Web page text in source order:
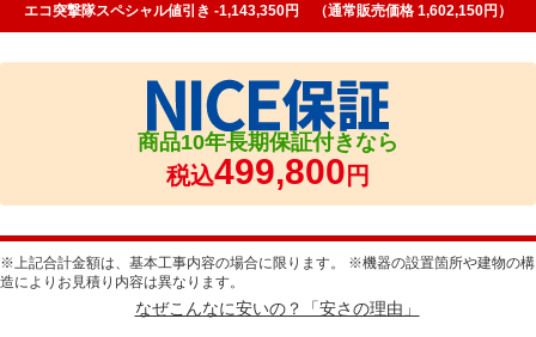
エコ突撃隊スペシャル値引き -1,143,350円 （通常販売価格 1,602,150円）
商品10年長期保証付きなら
税込499,800 円
※上記合計金額は、基本工事内容の場合に限ります。 ※機器の設置箇所や建物の構
造によりお見積り内容は異なります。
なぜこんなに安いの？「安さの理由」